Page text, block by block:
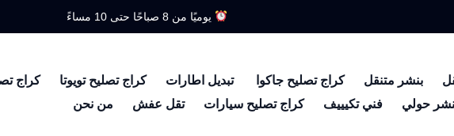
يوميًا من 8 صباحًا حتى 10 مساءً
بنشر متنقل كراج تصليح جاكوا تبديل اطارات كراج تصليح تويوتا
كراج
حولي
فني تكيييف كراج تصليح سيارات تقل عفش من نحن